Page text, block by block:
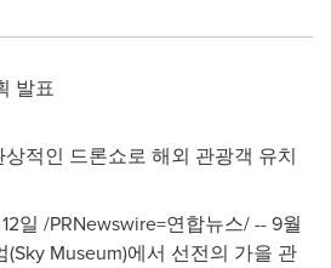
발표
적인 드론쇼로 해외 관광객 유치
일 /PRNewswire=연합뉴스/ -- 9월
Museum)에서 선전의 가을 관